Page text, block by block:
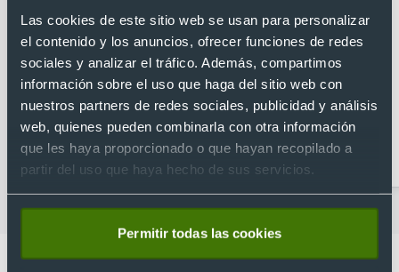
Las cookies de este sitio web se usan para personalizar
el contenido y los anuncios, ofrecer funciones de redes
sociales y analizar el tráfico. Además, compartimos
información sobre el uso que haga del sitio web con
nuestros partners de redes sociales, publicidad y análisis
web, quienes pueden combinarla con otra información
que les haya proporcionado o que hayan recopilado a
partir del uso que haya hecho de sus servicios.
Permitir todas las cookies
Camisetas para
empresas
Camisetas técnicas
personalizadas